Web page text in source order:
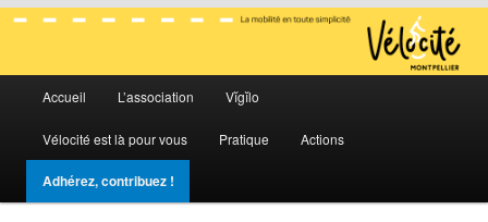
Vélocité Grand Montpellier
La mobilité en toute simplicité
Aller
au
contenu
Aller
au
contenu
Accueil L’association Vĭgĭlo
Vélocité est là pour vous Pratique Actions
Adhérez, contribuez !